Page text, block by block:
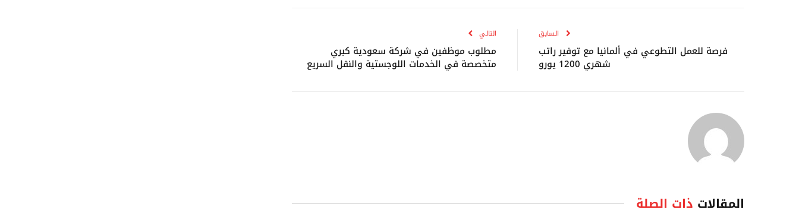
السابق
فرصة للعمل التطوعي في ألمانيا مع توفير راتب
شهري 1200 يورو
التالي
مطلوب موظفين في شركة سعودية كبري
متخصصة في الخدمات اللوجستية والنقل السريع
المقالات ذات الصلة